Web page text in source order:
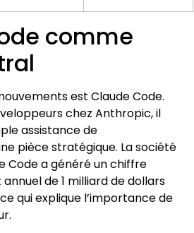
comme
est Claude Code.
chez Anthropic, il
assistance de
pièce stratégique. La société
Code a généré un chiffre
de 1 milliard de dollars
qui explique l’importance de